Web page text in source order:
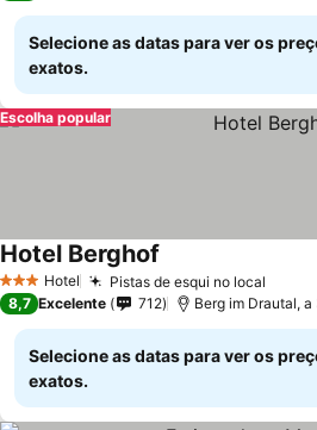
Selecione as datas para ver os
exatos.
Escolha popular
3 EstrelasHotel Pistas de esqui no local
Hotel Berghof
8,7 Excelente 712 Berg im Drautal,
Selecione as datas para ver os
exatos.